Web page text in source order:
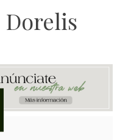
Dorelis